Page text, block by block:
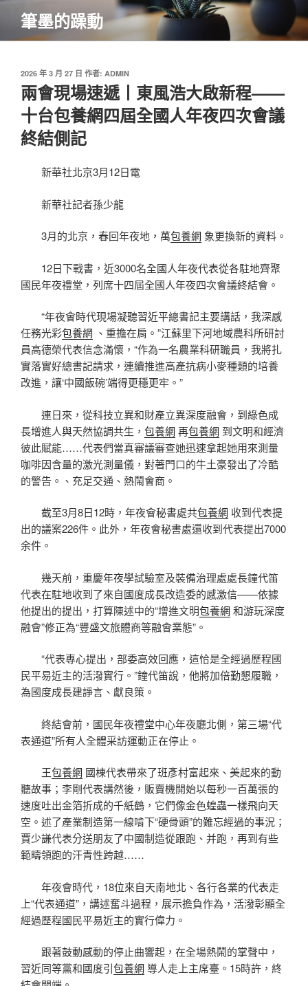
主
筆墨的躁動
發
佈
於
2026 年 3 月 27 日 作者: ADMIN
兩會現場速遞丨東風浩大啟新程——
十台包養網四屆全國人年夜四次會議
終結側記
新華社北京3月12日電
新華社記者孫少龍
3月的北京，春回年夜地，萬包養網 象更換新的資料。
12日下戰書，近3000名全國人年夜代表從各駐地齊聚
國民年夜禮堂，列席十四屆全國人年夜四次會議終結會。
“年夜會時代現場凝聽習近平總書記主要講話，我深感
任務光彩包養網 、重擔在肩。”江蘇里下河地域農科所研討
員高德榮代表信念滿懷，“作為一名農業科研職員，我將扎
實落實好總書記請求，連續推進高產抗病小麥種類的培養
改進，讓‘中國飯碗’端得更穩更牢。”
連日來，從科技立異和財產立異深度融會，到綠色成
長增進人與天然協調共生， 包養網 再包養網 到文明和經濟
彼此賦能……代表們當真審議審查她迅速拿起她用來測量
咖啡因含量的激光測量儀，對著門口的牛土豪發出了冷酷
的警告。、充足交通、熱鬧會商。
截至3月8日12時，年夜會秘書處共包養網 收到代表提
出的議案226件。此外，年夜會秘書處還收到代表提出7000
余件。
幾天前，重慶年夜學試驗室及裝備治理處處長鐘代笛
代表在駐地收到了來自國度成長改造委的感激信——依據
他提出的提出，打算陳述中的“增進文明包養網 和游玩深度
融會”修正為“豐盛文旅體商等融會業態”。
“代表專心提出，部委高效回應，這恰是全經過歷程國
民平易近主的活潑實行。”鐘代笛說，他將加倍勤懇履職，
為國度成長建諍言、獻良策。
終結會前，國民年夜禮堂中心年夜廳北側，第三場“代
表通道”所有人全體采訪運動正在停止。
王包養網 國棟代表帶來了班彥村富起來、美起來的動
聽故事；李剛代表講然後，販賣機開始以每秒一百萬張的
速度吐出金箔折成的千紙鶴，它們像金色蝗蟲一樣飛向天
空。述了產業制造第一線啃下“硬骨頭”的難忘經過的事況；
賈少謙代表分送朋友了中國制造從跟跑、并跑，再到有些
範疇領跑的汗青性跨越……
年夜會時代，18位來自天南地北、各行各業的代表走
上“代表通道”，講述奮斗過程，展示擔負作為，活潑彰顯全
經過歷程國民平易近主的實行偉力。
跟著鼓動感動的停止曲響起，在全場熱鬧的掌聲中，
習近同等黨和國度引包養網 導人走上主席臺。15時許，終